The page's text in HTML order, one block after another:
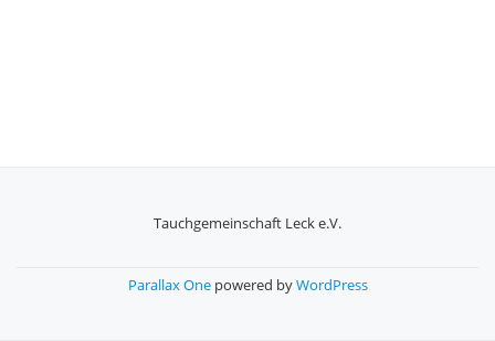
Tauchgemeinschaft Leck e.V.
Parallax One powered byWordPress